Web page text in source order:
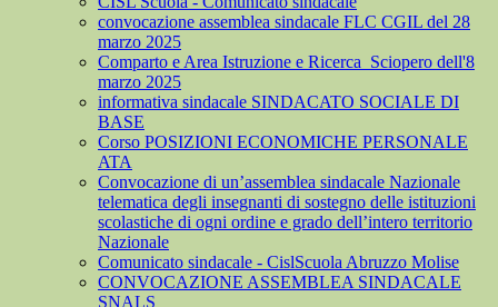
convocazione assemblea sindacale FLC CGIL del 28
marzo 2025
Comparto e Area Istruzione e Ricerca_Sciopero dell'8
marzo 2025
informativa sindacale SINDACATO SOCIALE DI
BASE
Corso POSIZIONI ECONOMICHE PERSONALE
ATA
Convocazione di un’assemblea sindacale Nazionale
telematica degli insegnanti di sostegno delle istituzioni
scolastiche di ogni ordine e grado dell’intero territorio
Nazionale
Comunicato sindacale - CislScuola Abruzzo Molise
CONVOCAZIONE ASSEMBLEA SINDACALE
SNALS